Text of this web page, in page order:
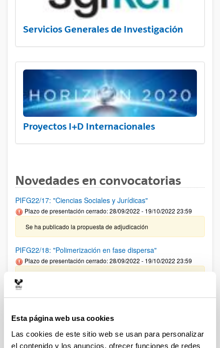
Esta página web usa cookies
Las cookies de este sitio web se usan para personalizar
el contenido y los anuncios, ofrecer funciones de redes
Servicios Generales de Investigación
Proyectos I+D Internacionales
Novedades en convocatorias
PIFG22/17: "Ciencias Sociales y Jurídicas"
Plazo de presentación cerrado: 28/09/2022 - 19/10/2022 23:59
Se ha publicado la propuesta de adjudicación
PIFG22/18: "Polimerización en fase dispersa"
Plazo de presentación cerrado: 28/09/2022 - 19/10/2022 23:59
PIFG22/15: “Microbiología: Bioquímica y Biología Molecular”